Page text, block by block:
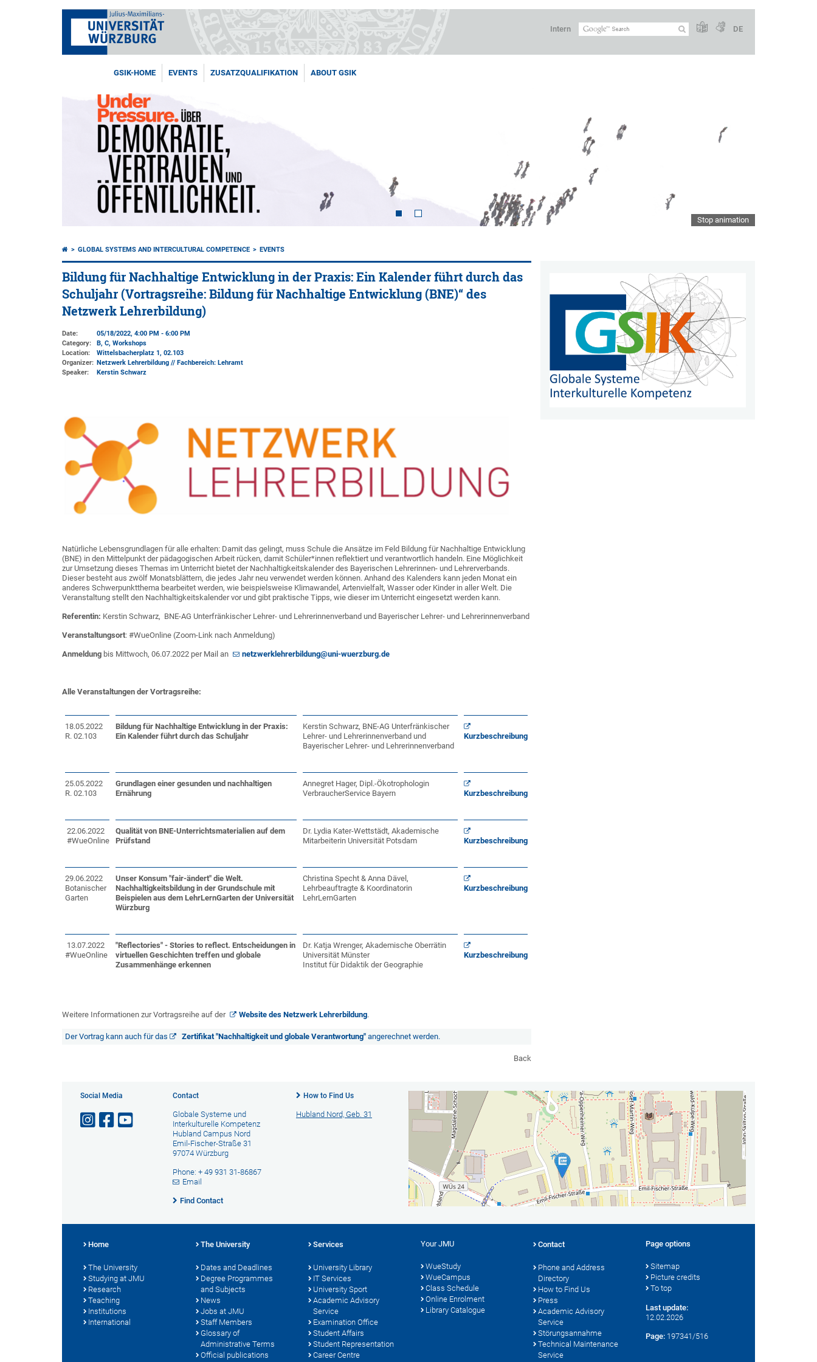
Intern DE
GSIK-HOME EVENTS ZUSATZQUALIFIKATION ABOUT GSIK
Stop animation
GLOBAL SYSTEMS AND INTERCULTURAL COMPETENCE EVENTS
Bildung für Nachhaltige Entwicklung in der Praxis: Ein Kalender führt durch das
Schuljahr (Vortragsreihe: Bildung für Nachhaltige Entwicklung (BNE)“ des
Netzwerk Lehrerbildung)
Date:
05/18/2022, 4:00 PM - 6:00 PM
Category:
B, C, Workshops
Location:
Wittelsbacherplatz 1, 02.103
Organizer: Netzwerk Lehrerbildung // Fachbereich: Lehramt
Speaker:
Kerstin Schwarz
Natürliche Lebensgrundlagen für alle erhalten: Damit das gelingt, muss Schule die Ansätze im Feld Bildung für Nachhaltige Entwicklung
(BNE) in den Mittelpunkt der pädagogischen Arbeit rücken, damit Schüler*innen reflektiert und verantwortlich handeln. Eine Möglichkeit
zur Umsetzung dieses Themas im Unterricht bietet der Nachhaltigkeitskalender des Bayerischen Lehrerinnen- und Lehrerverbands.
Dieser besteht aus zwölf Monatsblättern, die jedes Jahr neu verwendet werden können. Anhand des Kalenders kann jeden Monat ein
anderes Schwerpunktthema bearbeitet werden, wie beispielsweise Klimawandel, Artenvielfalt, Wasser oder Kinder in aller Welt. Die
Veranstaltung stellt den Nachhaltigkeitskalender vor und gibt praktische Tipps, wie dieser im Unterricht eingesetzt werden kann.
Referentin: Kerstin Schwarz, BNE-AG Unterfränkischer Lehrer- und Lehrerinnenverband und Bayerischer Lehrer- und Lehrerinnenverband
Veranstaltungsort: #WueOnline (Zoom-Link nach Anmeldung)
Anmeldung bis Mittwoch, 06.07.2022 per Mail an netzwerklehrerbildung@uni-wuerzburg.de
Alle Veranstaltungen der Vortragsreihe:
18.05.2022
R. 02.103
Bildung für Nachhaltige Entwicklung in der Praxis:
Ein Kalender führt durch das Schuljahr
Kerstin Schwarz, BNE-AG Unterfränkischer
Lehrer- und Lehrerinnenverband und
Bayerischer Lehrer- und Lehrerinnenverband
Kurzbeschreibung
25.05.2022
R. 02.103
Grundlagen einer gesunden und nachhaltigen
Ernährung
Annegret Hager, Dipl.-Ökotrophologin
VerbraucherService Bayern
Kurzbeschreibung
22.06.2022
#WueOnline
Qualität von BNE-Unterrichtsmaterialien auf dem
Prüfstand
Dr. Lydia Kater-Wettstädt, Akademische
Mitarbeiterin Universität Potsdam
Kurzbeschreibung
29.06.2022
Botanischer
Garten
Unser Konsum "fair-ändert" die Welt.
Nachhaltigkeitsbildung in der Grundschule mit
Beispielen aus dem LehrLernGarten der Universität
Würzburg
Christina Specht & Anna Dävel,
Lehrbeauftragte & Koordinatorin
LehrLernGarten
Kurzbeschreibung
13.07.2022
#WueOnline
"Reflectories" - Stories to reflect. Entscheidungen in
virtuellen Geschichten treffen und globale
Zusammenhänge erkennen
Dr. Katja Wrenger, Akademische Oberrätin
Universität Münster
Institut für Didaktik der Geographie
Kurzbeschreibung
Weitere Informationen zur Vortragsreihe auf der Website des Netzwerk Lehrerbildung.
Der Vortrag kann auch für das Zertifikat "Nachhaltigkeit und globale Verantwortung"angerechnet werden.
Back
Social Media Contact
Globale Systeme und
Interkulturelle Kompetenz
Hubland Campus Nord
Emil-Fischer-Straße 31
97074 Würzburg
Phone: + 49 931 31-86867
Email
Find Contact
How to Find Us
Hubland Nord, Geb. 31
Home
The University
Studying at JMU
Research
Teaching
Institutions
International
The University
Dates and Deadlines
Degree Programmes
and Subjects
News
Jobs at JMU
Staff Members
Glossary of
Administrative Terms
Official publications
Services
University Library
IT Services
University Sport
Academic Advisory
Service
Examination Office
Student Affairs
Student Representation
Career Centre
Your JMU
WueStudy
WueCampus
Class Schedule
Online Enrolment
Library Catalogue
Contact
Phone and Address
Directory
How to Find Us
Press
Academic Advisory
Service
Störungsannahme
Technical Maintenance
Service
Page options
Sitemap
Picture credits
To top
Last update:
12.02.2026
Page: 197341/516